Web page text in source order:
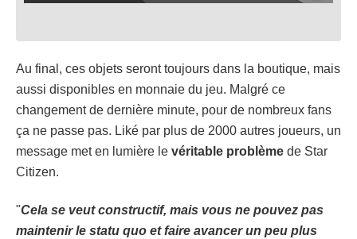
Au final, ces objets seront toujours dans la boutique, mais
aussi disponibles en monnaie du jeu. Malgré ce
changement de dernière minute, pour de nombreux fans
ça ne passe pas. Liké par plus de 2000 autres joueurs, un
message met en lumière le véritable problème de Star
Citizen.
"Cela se veut constructif, mais vous ne pouvez pas
maintenir le statu quo et faire avancer un peu plus